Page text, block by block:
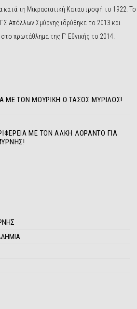
κατά τη Μικρασιατική Καταστροφή το 1922. Το
Απόλλων Σμύρνης ιδρύθηκε το 2013 και
πρωτάθλημα της Γ’ Εθνικής το 2014.
ΜΕ ΤΟΝ ΜΟΥΡΊΚΗ Ο ΤΆΣΟΣ ΜΥΡΊΛΟΣ!
ΜΕ ΤΟΝ ΆΛΚΗ ΛΟΡΆΝΤΟ ΓΙΑ